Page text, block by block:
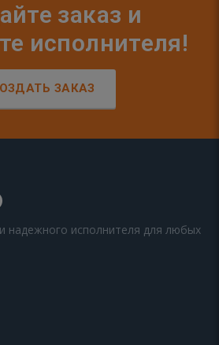
заказ и
исполнителя!
ЗАКАЗ
надежного исполнителя для любых